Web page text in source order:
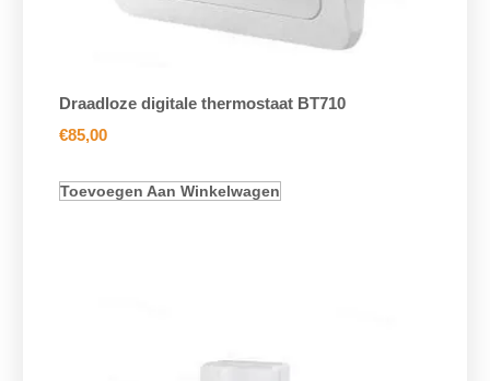
Draadloze digitale thermostaat BT710
€85,00
Toevoegen Aan Winkelwagen